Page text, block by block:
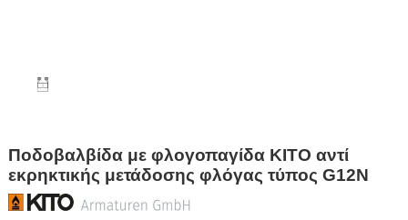
Ποδοβαλβίδα με φλογοπαγίδα KITO αντί
εκρηκτικής μετάδοσης φλόγας τύπος G12N